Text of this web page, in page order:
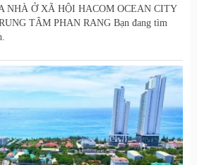
NHÀ Ở XÃ HỘI HACOM OCEAN CITY
TÂM PHAN RANG Bạn đang tìm